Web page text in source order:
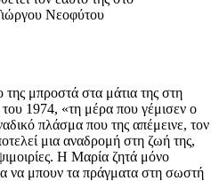
Νεοφύτου
της μπροστά στα μάτια της στη
1974, «τη μέρα που γέμισεν ο
πλάσμα που της απέμεινε, τον
μια αναδρομή στη ζωή της,
Η Μαρία ζητά μόνο
να μπουν τα πράγματα στη σωστή